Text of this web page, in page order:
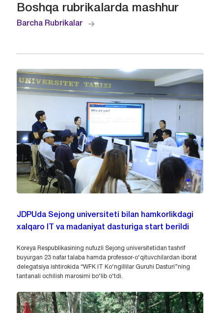
Boshqa rubrikalarda mashhur
Barcha Rubrikalar
JDPUda Sejong universiteti bilan hamkorlikdagi
xalqaro IT va madaniyat dasturiga start berildi
Koreya Respublikasining nufuzli Sejong universitetidan tashrif
buyurgan 23 nafar talaba hamda professor-o‘qituvchilardan iborat
delegatsiya ishtirokida “WFK IT Ko‘ngillilar Guruhi Dasturi”ning
tantanali ochilish marosimi bo‘lib o‘tdi.